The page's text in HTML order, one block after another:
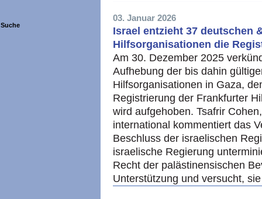
Suche
03. Januar 2026
Israel entzieht 37 deutschen
Hilfsorganisationen die
Am 30. Dezember 2025
Aufhebung der bis dahin
Hilfsorganisationen in Gaza,
Registrierung der Frankfurter
wird aufgehoben. Tsafrir
international kommentiert das
Beschluss der israelischen
israelische Regierung
Recht der palästinensischen
Unterstützung und versucht,